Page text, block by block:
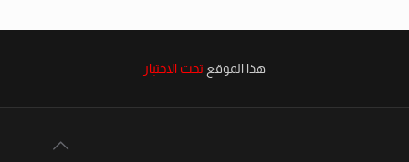
هذا الموقع تحت الاختبار